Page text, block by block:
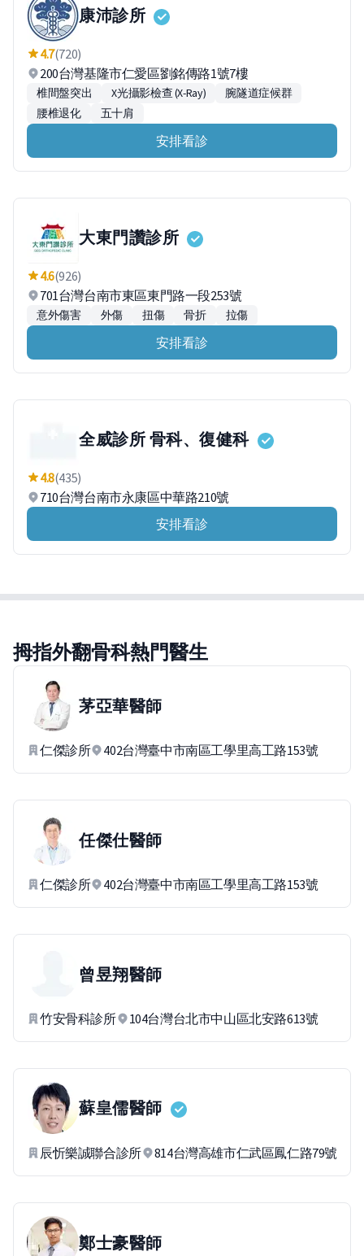
康沛診所
4.7(720)
200台灣基隆市仁愛區劉銘傳路1號7樓
椎間盤突出 X光攝影檢查 (X-Ray)
腕隧道症候群
腰椎退化
五十肩
安排看診
大東門讚診所
4.6(926)
701台灣台南市東區東門路一段253號
意外傷害 外傷 扭傷 骨折 拉傷
安排看診
全威診所 骨科、復健科
4.8(435)
710台灣台南市永康區中華路210號
安排看診
拇指外翻骨科熱門醫生
茅亞華醫師
仁傑診所 402台灣臺中市南區工學里高工路153號
任傑仕醫師
仁傑診所 402台灣臺中市南區工學里高工路153號
曾昱翔醫師
竹安骨科診所 104台灣台北市中山區北安路613號
蘇皇儒醫師
辰忻樂誠聯合診所 814台灣高雄市仁武區鳳仁路79號
鄭士豪醫師